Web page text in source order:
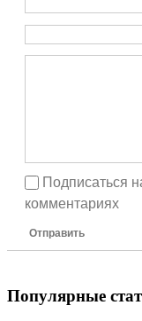
Подписаться
комментариях
Отправить
Популярные